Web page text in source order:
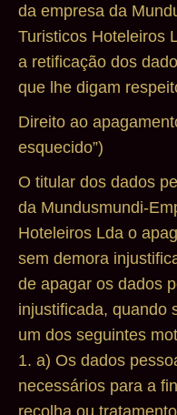
da empresa da
Turisticos Hoteleiros
a retificação dos
que lhe digam
Direito ao
esquecido”)
O titular dos dados
da Mundusmundi-
Hoteleiros Lda o
sem demora
de apagar os dados
injustificada, quando
um dos seguintes
1. a) Os dados
necessários para a
recolha ou